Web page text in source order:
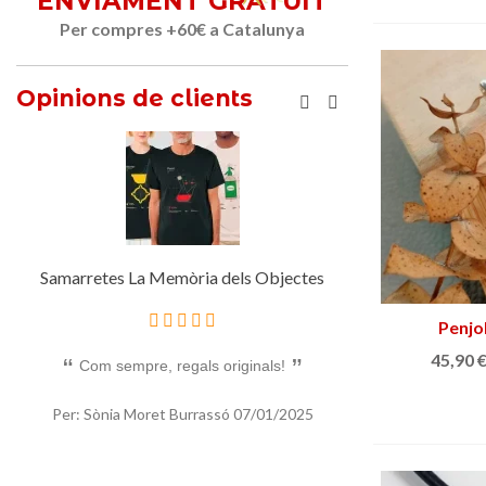
Per compres +60€ a Catalunya
Opinions de clients
Mitja dotzena d'Hòsties
Un bon regal original per a qui els agrada la
Me encantan .
45,90 €